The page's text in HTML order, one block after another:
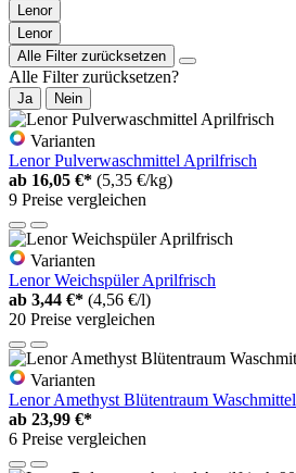
Lenor
Lenor
Alle Filter zurücksetzen
Alle Filter zurücksetzen?
Ja Nein
Varianten
Lenor Pulverwaschmittel Aprilfrisch
ab 16,05 €* (5,35 €/kg)
9 Preise vergleichen
Varianten
Lenor Weichspüler Aprilfrisch
ab 3,44 €* (4,56 €/l)
20 Preise vergleichen
Varianten
Lenor Amethyst Blütentraum Waschmittel
ab 23,99 €*
6 Preise vergleichen